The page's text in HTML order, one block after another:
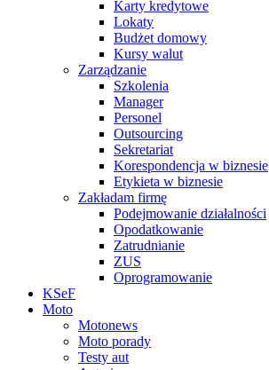
Karty kredytowe
Lokaty
Budżet domowy
Kursy walut
Zarządzanie
Szkolenia
Manager
Personel
Outsourcing
Sekretariat
Korespondencja w biznesie
Etykieta w biznesie
Zakładam firmę
Podejmowanie działalności
Opodatkowanie
Zatrudnianie
ZUS
Oprogramowanie
KSeF
Moto
Motonews
Moto porady
Testy aut